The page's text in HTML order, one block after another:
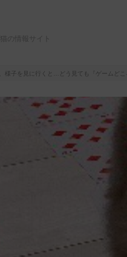
の情報サイト
様子を見に行くと…どう見ても『ゲームどこ